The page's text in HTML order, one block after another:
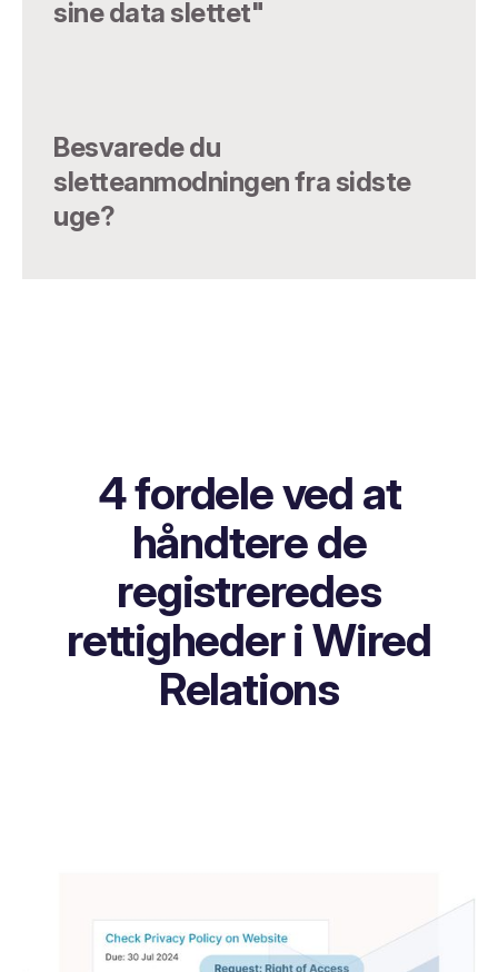
sine data slettet"
Besvarede du
sletteanmodningen fra sidste
uge?
4 fordele ved at
håndtere de
registreredes
rettigheder i Wired
Relations